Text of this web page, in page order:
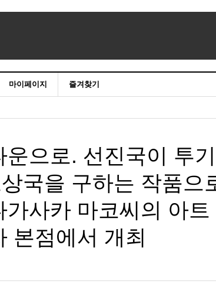
마이페이지 즐겨찾기
으로. 선진국이 투기
국을 구하는 작품으
사카 마코씨의 아트
본점에서 개최